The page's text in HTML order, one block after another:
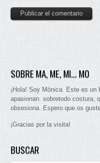
SOBRE MA, ME, MI… MO
¡Hola! Soy Mònica. Este es
apasionan. sobretodo costura,
obsesiona. Espero que os
¡Gracias por la visita!
BUSCAR